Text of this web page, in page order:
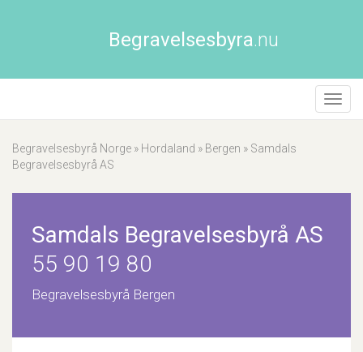
Begravelsesbyra.nu
Begravelsesbyrå Norge » Hordaland » Bergen » Samdals
Begravelsesbyrå AS
Samdals Begravelsesbyrå AS
55 90 19 80
Begravelsesbyrå Bergen